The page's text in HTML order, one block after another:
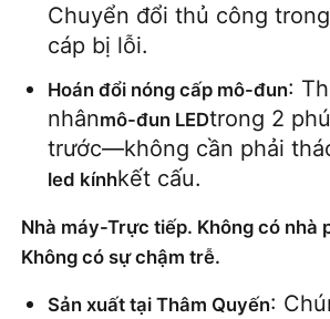
Chuyển đổi thủ công
cáp bị lỗi.
Hoán đổi nóng cấp mô-đun:
nhânmô-đun LEDtrong 2
trước—không cần phải
led kínhkết cấu.
Nhà máy-Trực tiếp. Không có nhà
Không có sự chậm trễ.
Sản xuất tại Thâm Quyến: